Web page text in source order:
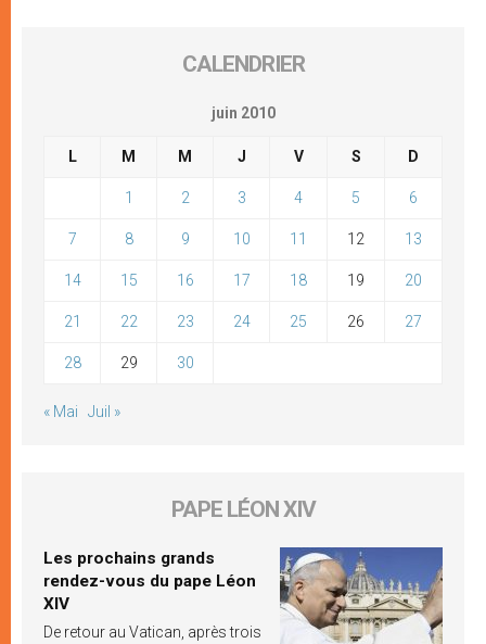
CALENDRIER
juin 2010
L M M J V S D
1 2 3 4 5 6
7 8 9 10 11 12 13
14 15 16 17 18 19 20
21 22 23 24 25 26 27
28 29 30
« Mai Juil »
PAPE LÉON XIV
Les prochains grands
rendez-vous du pape Léon
XIV
De retour au Vatican, après trois